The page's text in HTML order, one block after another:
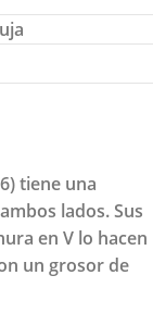
tiene una
lados. Sus
en V lo hacen
un grosor de